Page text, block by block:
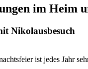
im Heim
Nikolausbesuch
ist jedes Jahr